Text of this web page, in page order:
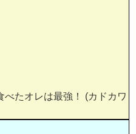
たオレは最強！ (カドカワ